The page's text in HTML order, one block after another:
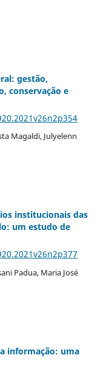
gestão,
conservação e
Magaldi, Julyelenn
institucionais das
um estudo de
Padua, Maria José
informação: uma